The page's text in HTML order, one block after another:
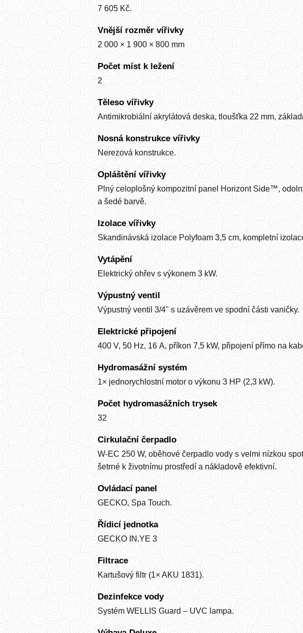
7 605 Kč.
Vnější rozměr vířivky
2 000 × 1 900 × 800 mm
Počet míst k ležení
2
Těleso vířivky
Antimikrobiální akrylátová deska, tloušťka 22 mm,
Nosná konstrukce vířivky
Nerezová konstrukce.
Opláštění vířivky
Plný celoplošný kompozitní panel Horizont Side™,
a šedé barvě.
Izolace vířivky
Skandinávská izolace Polyfoam 3,5 cm, kompletní
Vytápění
Elektrický ohřev s výkonem 3 kW.
Výpustný ventil
Výpustný ventil 3/4" s uzávěrem ve spodní části vaničky.
Elektrické připojení
400 V, 50 Hz, 16 A, příkon 7,5 kW, připojení přímo na
Hydromasážní systém
1× jednorychlostní motor o výkonu 3 HP (2,3 kW).
Počet hydromasážních trysek
32
Cirkulační čerpadlo
W-EC 250 W, oběhové čerpadlo vody s velmi nízkou
šetrné k životnímu prostředí a nákladově efektivní.
Ovládací panel
GECKO, Spa Touch.
Řídicí jednotka
GECKO IN.YE 3
Filtrace
Kartušový filtr (1× AKU 1831).
Dezinfekce vody
Systém WELLIS Guard – UVC lampa.